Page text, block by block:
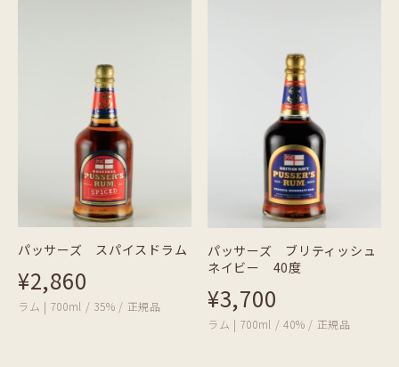
パッサーズ スパイスドラム
¥2,860
ラム | 700ml / 35% / 正規品
パッサーズ ブリティッシュ
ネイビー 40度
¥3,700
ラム | 700ml / 40% / 正規品